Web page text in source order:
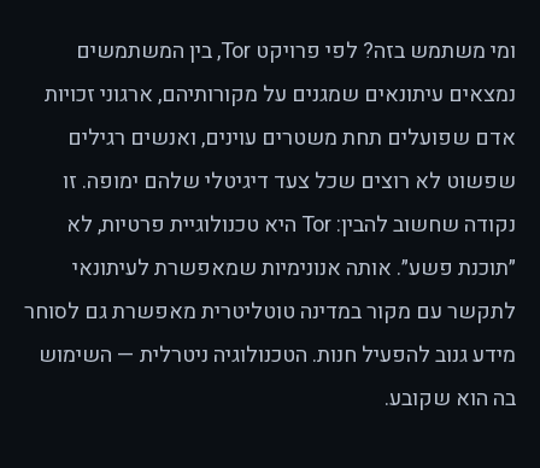
ומי משתמש בזה? לפי פרויקט Tor, בין המשתמשים
נמצאים עיתונאים שמגנים על מקורותיהם, ארגוני זכויות
אדם שפועלים תחת משטרים עוינים, ואנשים רגילים
שפשוט לא רוצים שכל צעד דיגיטלי שלהם ימופה. זו
נקודה שחשוב להבין: Tor היא טכנולוגיית פרטיות, לא
״תוכנת פשע״. אותה אנונימיות שמאפשרת לעיתונאי
לתקשר עם מקור במדינה טוטליטרית מאפשרת גם לסוחר
מידע גנוב להפעיל חנות. הטכנולוגיה ניטרלית — השימוש
בה הוא שקובע.